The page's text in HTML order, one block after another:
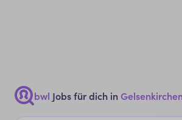
bwl Jobs für dich in